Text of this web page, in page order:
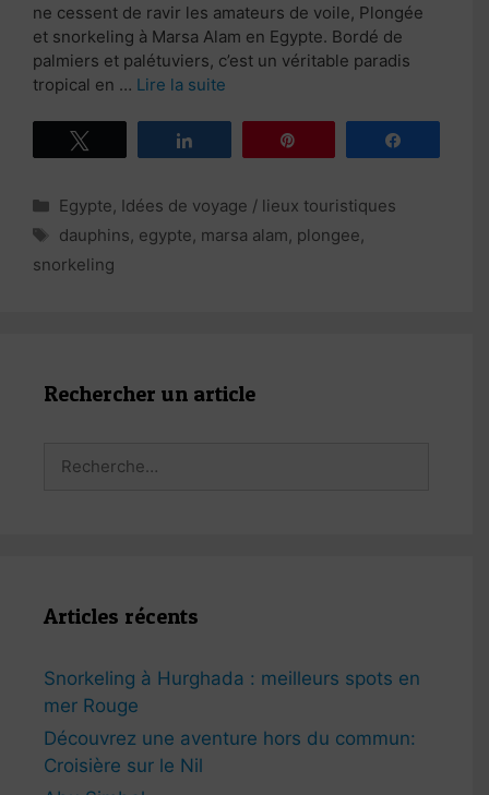
ne cessent de ravir les amateurs de voile, Plongée
et snorkeling à Marsa Alam en Egypte. Bordé de
palmiers et palétuviers, c’est un véritable paradis
tropical en … Lire la suite
Catégories
Egypte, Idées de voyage / lieux touristiques
Étiquettes
dauphins, egypte, marsa alam, plongee,
snorkeling
Rechercher un article
Rechercher :
Articles récents
Snorkeling à Hurghada : meilleurs spots en
mer Rouge
Découvrez une aventure hors du commun:
Croisière sur le Nil